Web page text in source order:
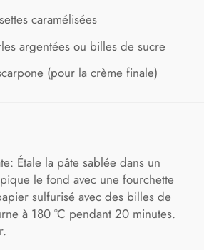
caramélisées
argentées ou billes de sucre
(pour la crème finale)
Étale la pâte sablée dans un
le fond avec une fourchette
sulfurisé avec des billes de
à 180 °C pendant 20 minutes.